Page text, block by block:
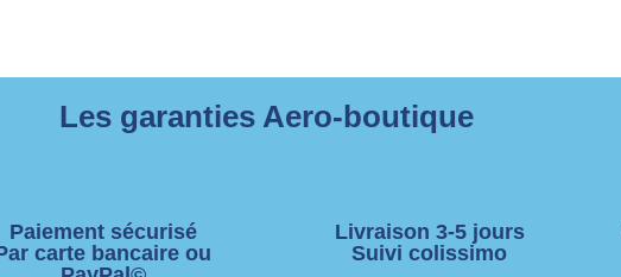
Les garanties Aero-boutique
Paiement sécurisé
carte bancaire ou
Livraison 3-5 jours
Suivi colissimo